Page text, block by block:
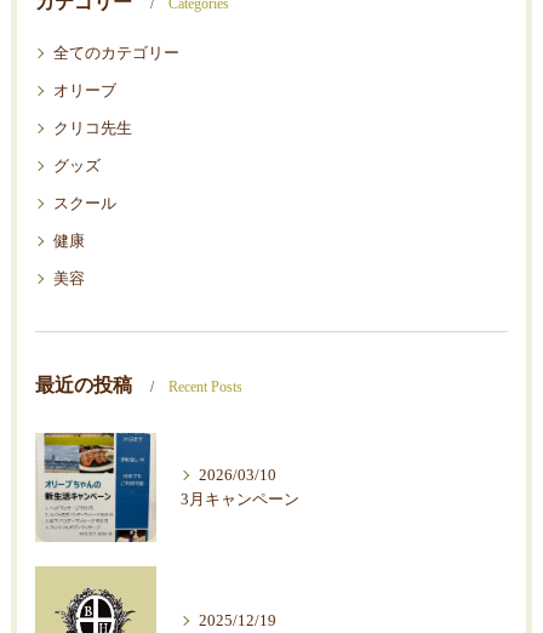
Categories
全てのカテゴリー
オリーブ
クリコ先生
グッズ
スクール
健康
美容
最近の投稿 Recent Posts
2026/03/10
3月キャンペーン
2025/12/19